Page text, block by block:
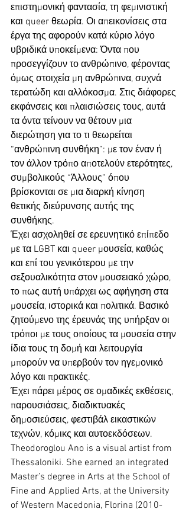
επιστημονική φαντασία, τη φεμινιστική
και queer θεωρία. Οι απεικονίσεις στα
έργα της αφορούν κατά κύριο λόγο
υβριδικά υποκείμενα: Όντα που
προσεγγίζουν το ανθρώπινο, φέροντας
όμως στοιχεία μη ανθρώπινα, συχνά
τερατώδη και αλλόκοσμα. Στις διάφορες
εκφάνσεις και πλαισιώσεις τους, αυτά
τα όντα τείνουν να θέτουν μια
διερώτηση για το τι θεωρείται
“ανθρώπινη συνθήκη”: με τον έναν ή
τον άλλον τρόπο αποτελούν ετερότητες,
συμβολικούς “Άλλους” όπου
βρίσκονται σε μια διαρκή κίνηση
θετικής διεύρυνσης αυτής της
συνθήκης.
Έχει ασχοληθεί σε ερευνητικό επίπεδο
με τα LGBT και queer μουσεία, καθώς
και επί του γενικότερου με την
σεξουαλικότητα στον μουσειακό χώρο,
το πως αυτή υπάρχει ως αφήγηση στα
μουσεία, ιστορικά και πολιτικά. Βασικό
ζητούμενο της έρευνάς της υπήρξαν οι
τρόποι με τους οποίους τα μουσεία στην
ίδια τους τη δομή και λειτουργία
μπορούν να υπερβούν τον ηγεμονικό
λόγο και πρακτικές.
Έχει πάρει μέρος σε ομαδικές εκθέσεις,
παρουσιάσεις, διαδικτυακές
δημοσιεύσεις, φεστιβάλ εικαστικών
τεχνών, κόμικς και αυτοεκδόσεων.
Theodoroglou Ano is a visual artist from
Thessaloniki. She earned an integrated
Master’s degree in Arts at the School of
Fine and Applied Arts, at the University
of Western Macedonia, Florina (2010-